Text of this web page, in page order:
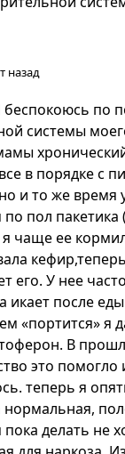
назад
по
системы
в порядке с
и то же время
пол пакетика
я чаще ее
его. У нее
икает после
«портится» я
В
это помогло
теперь я
нормальная,
делать не